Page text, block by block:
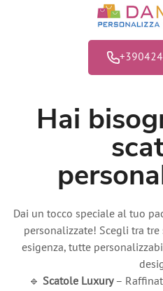
Hai
Dai un tocco speciale al tuo
personalizzate! Scegli tra
esigenza, tutte
🔹
Scatole Luxury–